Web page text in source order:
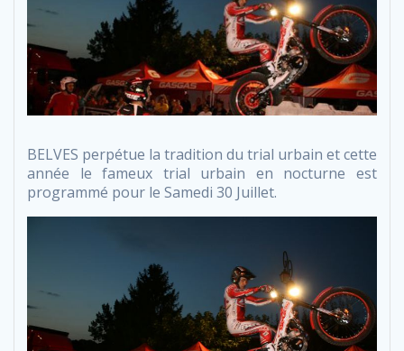
BELVES perpétue la tradition du trial urbain et cette
année le fameux trial urbain en nocturne est
programmé pour le Samedi 30 Juillet.